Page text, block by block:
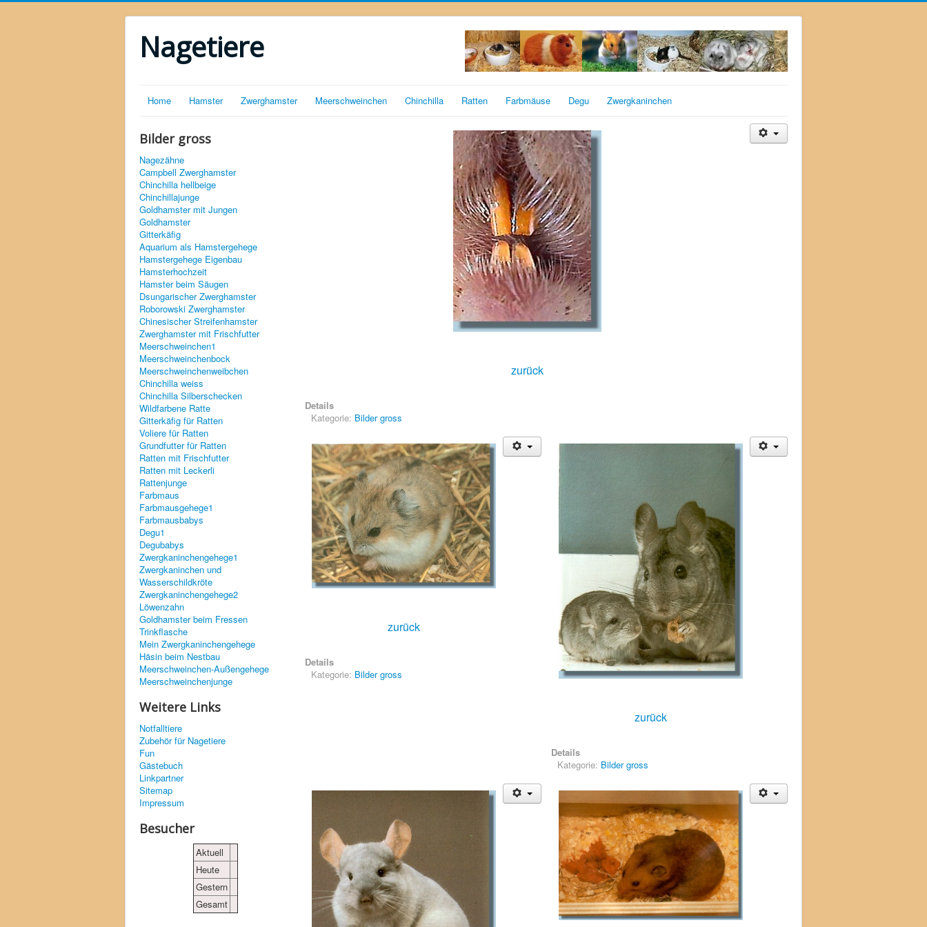
Nagetiere
Home Hamster Zwerghamster Meerschweinchen Chinchilla Ratten Farbmäuse Degu Zwergkaninchen
Bilder gross
Nagezähne
Campbell Zwerghamster
Chinchilla hellbeige
Chinchillajunge
Goldhamster mit Jungen
Goldhamster
Gitterkäfig
Aquarium als Hamstergehege
Hamstergehege Eigenbau
Hamsterhochzeit
Hamster beim Säugen
Dsungarischer Zwerghamster
Roborowski Zwerghamster
Chinesischer Streifenhamster
Zwerghamster mit Frischfutter
Meerschweinchen1
Meerschweinchenbock
Meerschweinchenweibchen
Chinchilla weiss
Chinchilla Silberschecken
Wildfarbene Ratte
Gitterkäfig für Ratten
Voliere für Ratten
Grundfutter für Ratten
Ratten mit Frischfutter
Ratten mit Leckerli
Rattenjunge
Farbmaus
Farbmausgehege1
Farbmausbabys
Degu1
Degubabys
Zwergkaninchengehege1
Zwergkaninchen und
Wasserschildkröte
Zwergkaninchengehege2
Löwenzahn
Goldhamster beim Fressen
Trinkflasche
Mein Zwergkaninchengehege
Häsin beim Nestbau
Meerschweinchen-Außengehege
Meerschweinchenjunge
Weitere Links
Notfalltiere
Zubehör für Nagetiere
Fun
Gästebuch
Linkpartner
Sitemap
Impressum
Besucher
Aktuell
Heute
Gestern
Gesamt
zurück
Details
Kategorie: Bilder gross
zurück
Details
Kategorie: Bilder gross
zurück
Details
Kategorie: Bilder gross